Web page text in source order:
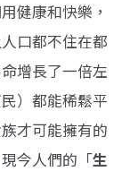
健康和快樂，
口都不住在都
增長了一倍左
）都能稀鬆平
才可能擁有的
今人們的「生